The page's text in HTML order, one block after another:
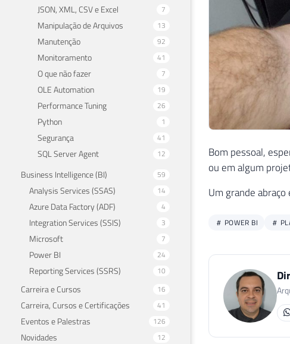
JSON, XML, CSV e Excel 7
Manipulação de Arquivos 13
Manutenção 92
Monitoramento 41
O que não fazer 7
OLE Automation 19
Performance Tuning 26
Python 1
Segurança 41
SQL Server Agent 12
Business Intelligence (BI) 59
Analysis Services (SSAS) 14
Azure Data Factory (ADF) 4
Integration Services (SSIS) 3
Microsoft 7
Power BI 24
Reporting Services (SSRS) 10
Carreira e Cursos 16
Carreira, Cursos e Certificações 41
Eventos e Palestras 126
Novidades 12
Bom pessoal,
ou em algum
Um grande
POWER BI